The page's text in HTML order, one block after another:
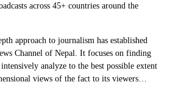
across 45+ countries around the
approach to journalism has established
Channel of Nepal. It focuses on finding
analyze to the best possible extent
views of the fact to its viewers…